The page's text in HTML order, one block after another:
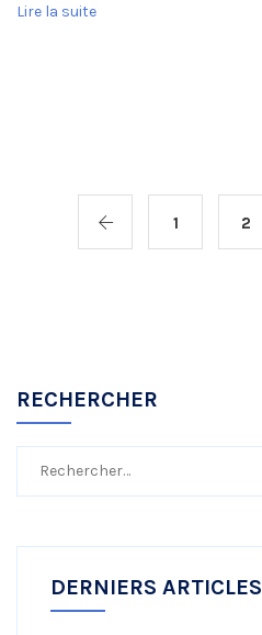
Lire la suite
1 2
RECHERCHER
DERNIERS ARTICLES